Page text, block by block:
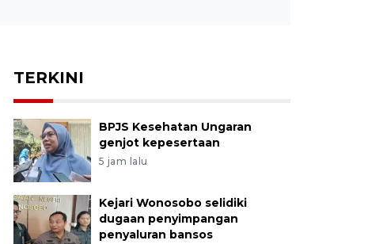
TERKINI
BPJS Kesehatan Ungaran
genjot kepesertaan
5 jam lalu
Kejari Wonosobo selidiki
dugaan penyimpangan
penyaluran bansos